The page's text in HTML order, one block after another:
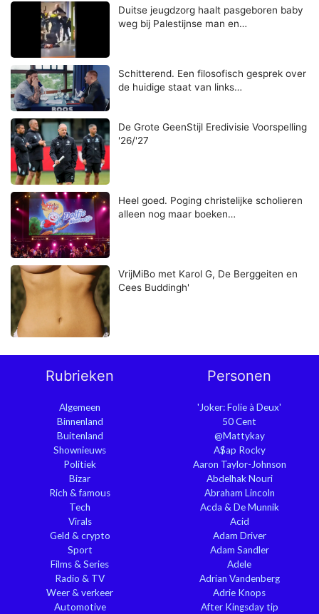
Duitse jeugdzorg haalt pasgeboren baby
weg bij Palestijnse man en…
Schitterend. Een filosofisch gesprek over
de huidige staat van links…
De Grote GeenStijl Eredivisie Voorspelling
'26/'27
Heel goed. Poging christelijke scholieren
alleen nog maar boeken…
VrijMiBo met Karol G, De Berggeiten en
Cees Buddingh'
Rubrieken
Algemeen
Binnenland
Buitenland
Shownieuws
Politiek
Bizar
Rich & famous
Tech
Virals
Geld & crypto
Sport
Films & Series
Radio & TV
Weer & verkeer
Automotive
Personen
'Joker: Folie à Deux'
50 Cent
@Mattykay
A$ap Rocky
Aaron Taylor-Johnson
Abdelhak Nouri
Abraham Lincoln
Acda & De Munnik
Acid
Adam Driver
Adam Sandler
Adele
Adrian Vandenberg
Adrie Knops
After Kingsday tip